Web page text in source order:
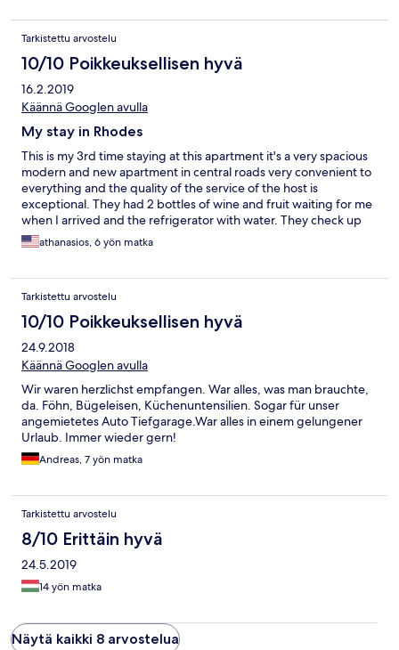
Tarkistettu arvostelu
10/10 Poikkeuksellisen hyvä
16.2.2019
Käännä Googlen avulla
My stay in Rhodes
This is my 3rd time staying at this apartment it's a very spacious
modern and new apartment in central roads very convenient to
everything and the quality of the service of the host is
exceptional. They had 2 bottles of wine and fruit waiting for me
when I arrived and the refrigerator with water. They check up
on me during the week to see if I needed anything and would
stay here again in the very near future .
athanasios, 6 yön matka
Tarkistettu arvostelu
10/10 Poikkeuksellisen hyvä
24.9.2018
Käännä Googlen avulla
Wir waren herzlichst empfangen. War alles, was man brauchte,
da. Föhn, Bügeleisen, Küchenuntensilien. Sogar für unser
angemietetes Auto Tiefgarage.War alles in einem gelungener
Urlaub. Immer wieder gern!
Andreas, 7 yön matka
Tarkistettu arvostelu
8/10 Erittäin hyvä
24.5.2019
14 yön matka
Näytä kaikki 8 arvostelua